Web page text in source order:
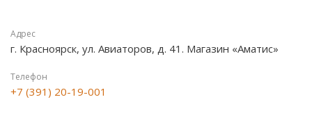
Адрес
г. Красноярск, ул. Авиаторов, д. 41. Магазин «Аматис»
Телефон
+7 (391) 20-19-001